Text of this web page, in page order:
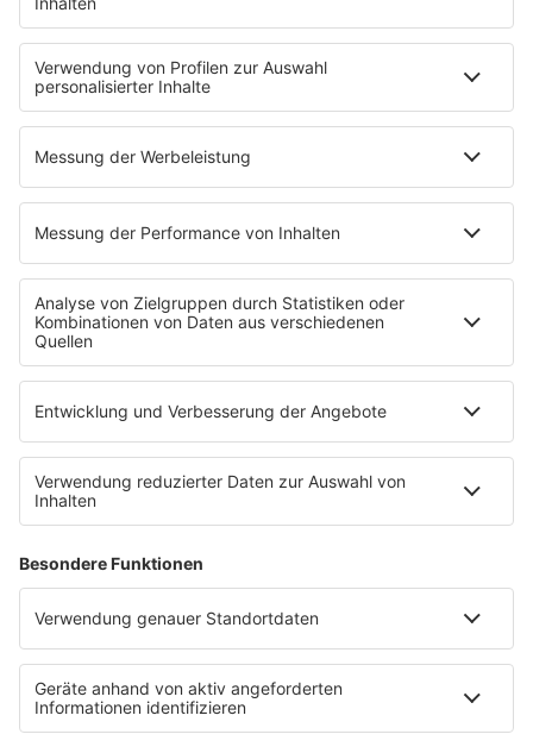
Streams
Album der Woche
News
Highlights
Charts
EVENTS
Kontakt
Newsletter
Empfang
sunshine live App
werben bei SUNSHINE LIVE
SERVICE
Datenschutz
Datenschutzerklärung zur sunshine live App
Impressum
Teilnahmebedingungen
AGB